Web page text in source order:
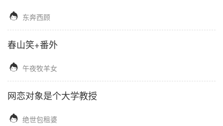
 东奔西顾
春山笑+番外
 午夜牧羊女
网恋对象是个大学教授
 绝世包租婆